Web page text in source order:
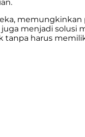
menjadi solusi
harus